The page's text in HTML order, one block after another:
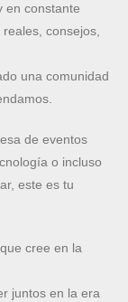
en constante
consejos,
una comunidad
de eventos
o incluso
este es tu
cree en la
juntos en la era